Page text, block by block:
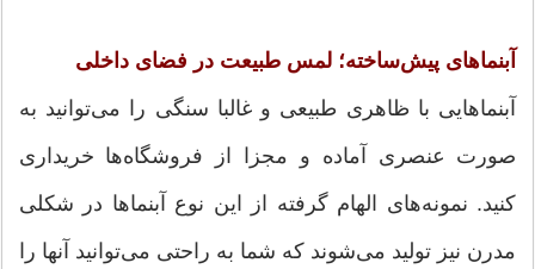
آبنماهای پیش‌ساخته؛ لمس طبیعت در فضای داخلی
آبنماهایی با ظاهری طبیعی و غالبا سنگی را می‌توانید به
صورت عنصری آماده و مجزا از فروشگاه‌ها خریداری
كنید. نمونه‌های الهام گرفته از این نوع آبنما‌ها در شكلی
مدرن نیز تولید می‌شوند كه شما به راحتی می‌توانید آنها را